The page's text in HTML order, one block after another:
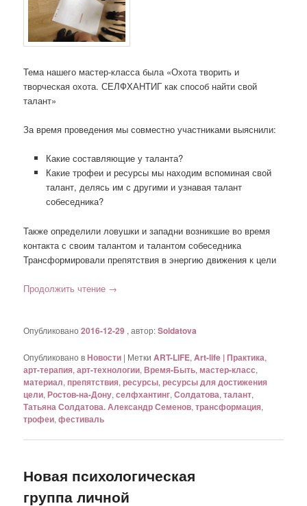
Тема нашего мастер-класса была «Охота творить и
творческая охота. СЕЛФХАНТИГ как способ найти свой
талант»
За время проведения мы совместно участниками выяснили:
Какие составляющие у таланта?
Какие трофеи и ресурсы мы находим вспоминая свой
талант, делясь им с другими и узнавая талант
собеседника?
Также определили ловушки и западни возникшие во время
контакта с своим талантом и талантом собеседника
Трансформировали препятствия в энергию движения к цели
Продолжить чтение →
Опубликовано2016-12-29 , автор:Soldatova
Опубликовано вНовости | Метки ART-LIFE,Art-life | Практика,
арт-терапия,арт-технологии,Время-Быть, мастер-класс,
материал, препятствия,ресурсы,ресурсы для достижения
цели,Ростов-на-Дону,селфхантинг,Солдатова,талант,
Татьяна Солдатова. Александр Семенов,трансформация,
трофеи,фестиваль
Новая психологическая
группа личной